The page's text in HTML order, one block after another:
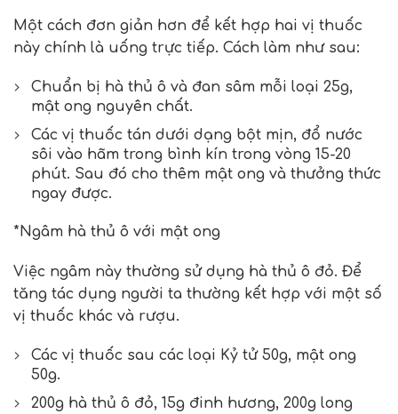
Một cách đơn giản hơn để kết hợp hai vị thuốc
này chính là uống trực tiếp. Cách làm như sau:
Chuẩn bị hà thủ ô và đan sâm mỗi loại 25g,
mật ong nguyên chất.
Các vị thuốc tán dưới dạng bột mịn, đổ nước
sôi vào hãm trong bình kín trong vòng 15-20
phút. Sau đó cho thêm mật ong và thưởng thức
ngay được.
*Ngâm hà thủ ô với mật ong
Việc ngâm này thường sử dụng hà thủ ô đỏ. Để
tăng tác dụng người ta thường kết hợp với một số
vị thuốc khác và rượu.
Các vị thuốc sau các loại Kỷ tử 50g, mật ong
50g.
200g hà thủ ô đỏ, 15g đinh hương, 200g long